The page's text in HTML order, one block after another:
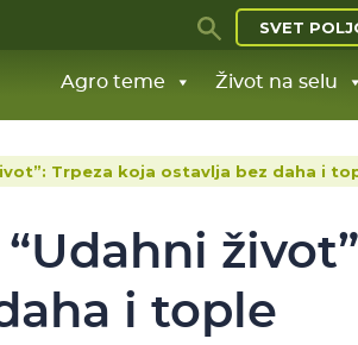
SVET
Agro teme Život na selu
Trpeza koja ostavlja bez daha i
i tople